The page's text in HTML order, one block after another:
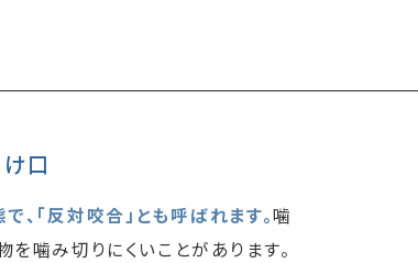
口
「反対咬合」とも呼ばれます。噛
噛み切りにくいことがあります。